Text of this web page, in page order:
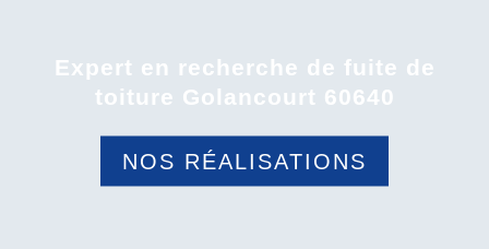
Expert en recherche de fuite de
toiture Golancourt 60640
NOS RÉALISATIONS